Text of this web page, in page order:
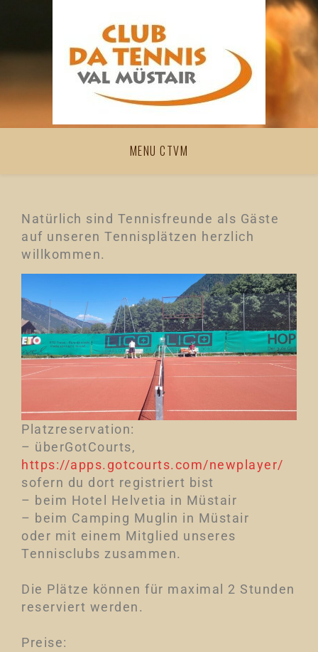
MENU CTVM
Natürlich sind Tennisfreunde als Gäste
auf unseren Tennisplätzen herzlich
willkommen.
Platzreservation:
– überGotCourts,
https://apps.gotcourts.com/newplayer/
sofern du dort registriert bist
– beim Hotel Helvetia in Müstair
– beim Camping Muglin in Müstair
oder mit einem Mitglied unseres
Tennisclubs zusammen.
Die Plätze können für maximal 2 Stunden
reserviert werden.
Preise: